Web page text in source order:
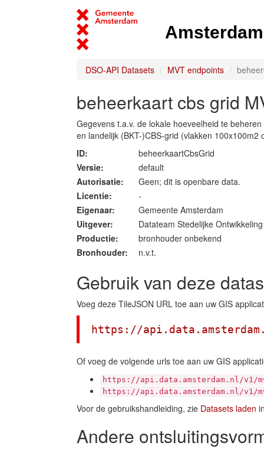
DSO-API Datasets MVT endpoints
beheerkaart cbs grid
Gegevens t.a.v. de lokale hoeveelheid te
en landelijk (BKT-)CBS-grid (vlakken 100x100m2
ID:
beheerkaartCbsGrid
Versie:
default
Autorisatie:
Geen; dit is openbare data.
Licentie:
-
Eigenaar:
Gemeente Amsterdam
Uitgever:
Datateam Stedelijke
Productie:
bronhouder onbekend
Bronhouder:
n.v.t.
Gebruik van deze
Voeg deze TileJSON URL toe aan uw GIS
https://
Of voeg de volgende urls toe aan uw GIS
https://api.data.amsterdam.nl/
https://api.data.amsterdam.nl/
Voor de gebruikshandleiding, zie Datasets laden
Andere